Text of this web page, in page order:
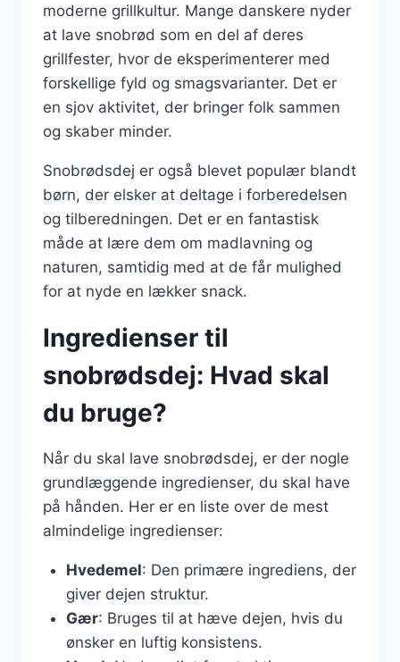
moderne grillkultur. Mange danskere nyder
at lave snobrød som en del af deres
grillfester, hvor de eksperimenterer med
forskellige fyld og smagsvarianter. Det er
en sjov aktivitet, der bringer folk sammen
og skaber minder.
Snobrødsdej er også blevet populær blandt
børn, der elsker at deltage i forberedelsen
og tilberedningen. Det er en fantastisk
måde at lære dem om madlavning og
naturen, samtidig med at de får mulighed
for at nyde en lækker snack.
Ingredienser til
snobrødsdej: Hvad skal
du bruge?
Når du skal lave snobrødsdej, er der nogle
grundlæggende ingredienser, du skal have
på hånden. Her er en liste over de mest
almindelige ingredienser:
Hvedemel: Den primære ingrediens, der
giver dejen struktur.
Gær: Bruges til at hæve dejen, hvis du
ønsker en luftig konsistens.